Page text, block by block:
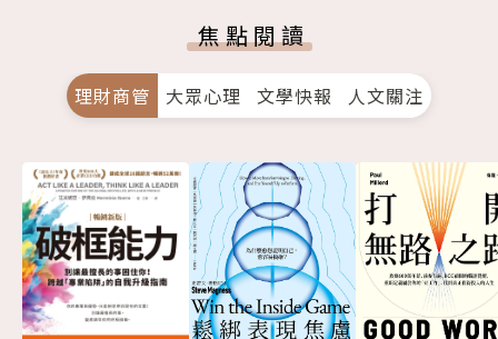
焦點閱讀
理財商管 大眾心理 文學快報 人文關注